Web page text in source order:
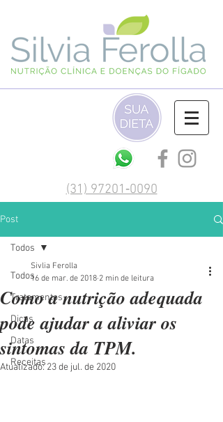
(‪31) 97201‑0090‬
Post
Todos
Tratamentos
Dicas
Datas
Receitas
Todos
Como a nutrição adequada
pode ajudar a aliviar os
sintomas da TPM.
Sivlia Ferolla
16 de mar. de 2018 2 min de leitura
Atualizado:23 de jul. de 2020